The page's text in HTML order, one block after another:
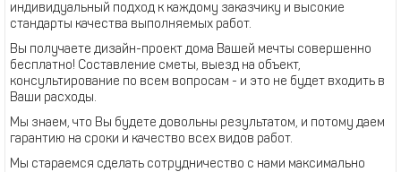
индивидуальный подход к каждому заказчику и высокие
стандарты качества выполняемых работ.
Вы получаете дизайн-проект дома Вашей мечты совершенно
бесплатно! Составление сметы, выезд на объект,
консультирование по всем вопросам - и это не будет входить в
Ваши расходы.
Мы знаем, что Вы будете довольны результатом, и потому даем
гарантию на сроки и качество всех видов работ.
Мы стараемся сделать сотрудничество с нами максимально